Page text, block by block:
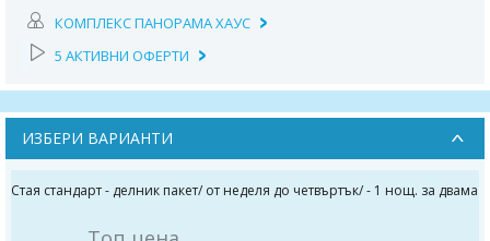
КОМПЛЕКС ПАНОРАМА ХАУС
5 АКТИВНИ ОФЕРТИ
ИЗБЕРИ ВАРИАНТИ
Стая стандарт - делник пакет/ от неделя до четвъртък/ - 1 нощ. за двама